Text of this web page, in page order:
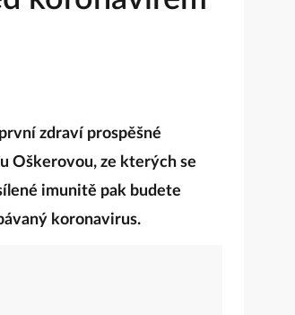
zdraví prospěšné
Oškerovou, ze kterých se
imunitě pak budete
koronavirus.